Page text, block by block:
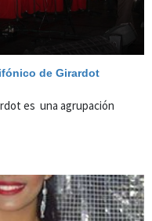
de Girardot
es una agrupación